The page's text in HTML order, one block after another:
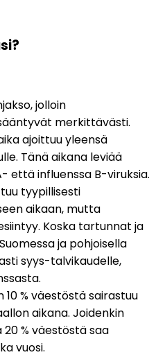
jolloin
merkittävästi.
ajoittuu yleensä
Tänä aikana leviää
että influenssa B-viruksia.
tyypillisesti
aikaan, mutta
Koska tartunnat ja
ja pohjoisella
syys-talvikaudelle,
10 % väestöstä sairastuu
aikana. Joidenkin
% väestöstä saa
vuosi.